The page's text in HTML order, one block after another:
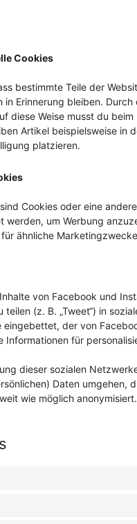
Cookies
bestimmte Teile der
in Erinnerung bleiben.
diese Weise musst du
Artikel beispielsweise in
platzieren.
Cookies oder eine
werden, um Werbung
ähnliche
von Facebook und
teilen (z. B. „Tweet“) in
eingebettet, der von
Informationen für
dieser sozialen
Daten umgehen,
wie möglich